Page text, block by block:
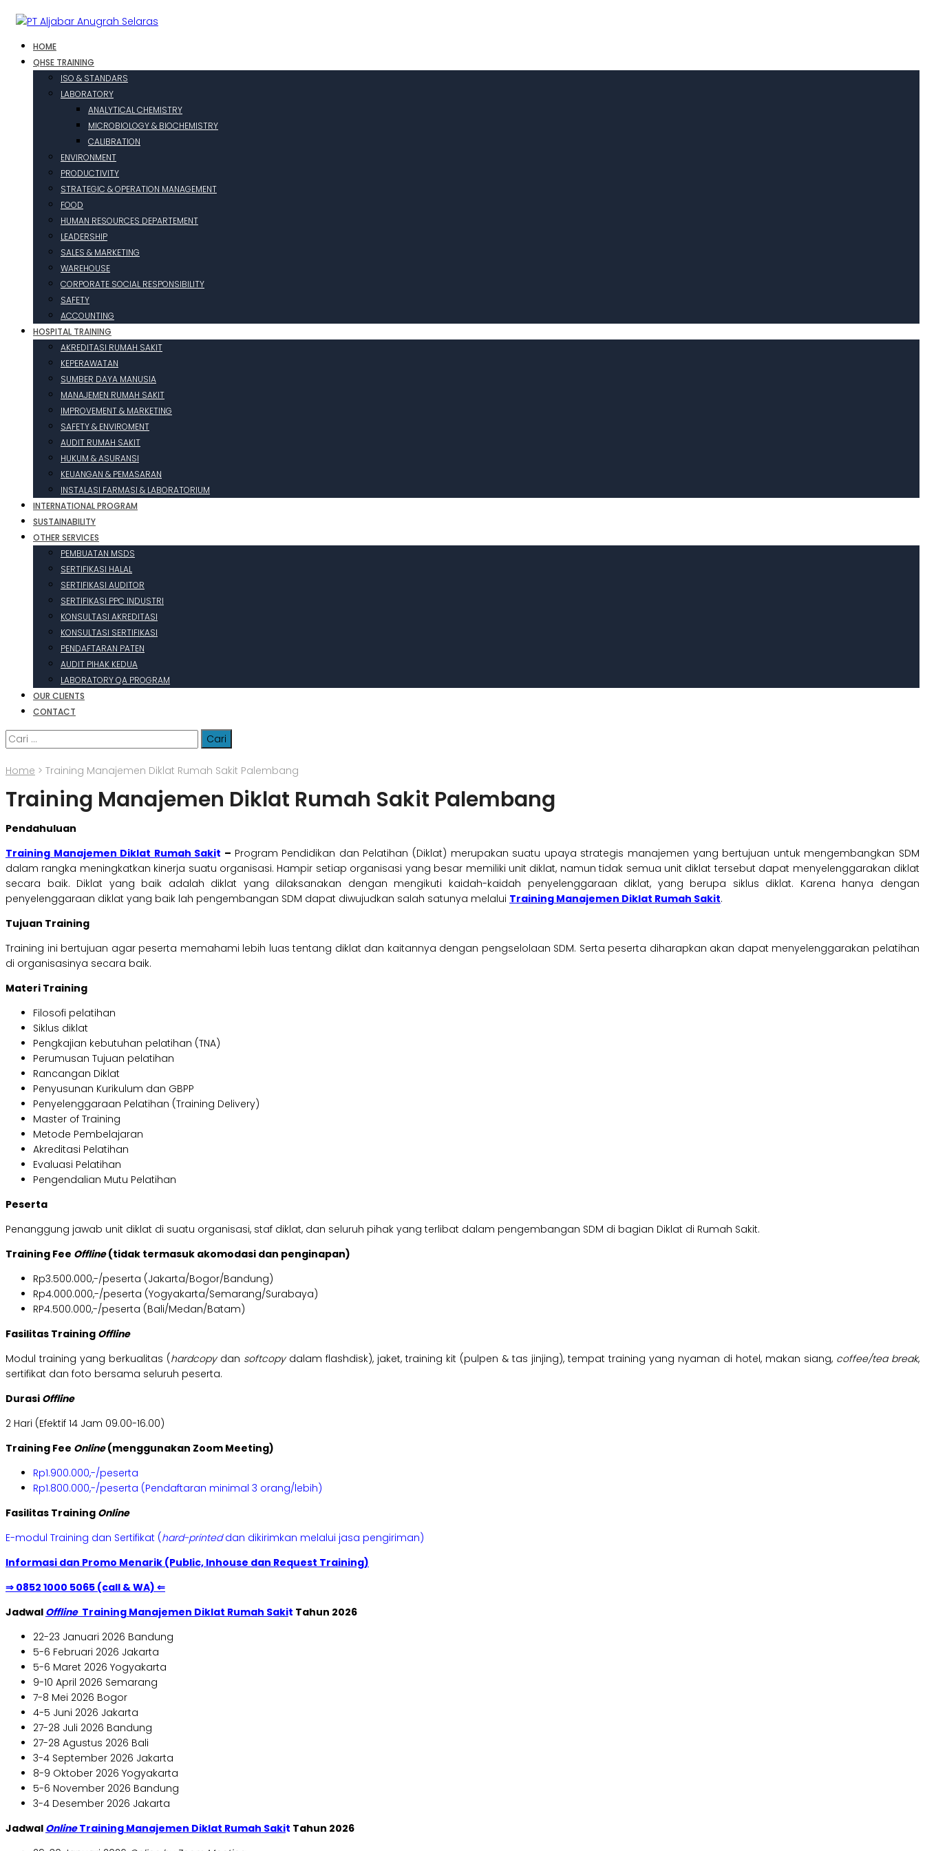
HOME
QHSE TRAINING
ISO & STANDARS
LABORATORY
ANALYTICAL CHEMISTRY
MICROBIOLOGY & BIOCHEMISTRY
CALIBRATION
ENVIRONMENT
PRODUCTIVITY
STRATEGIC & OPERATION MANAGEMENT
FOOD
HUMAN RESOURCES DEPARTEMENT
LEADERSHIP
SALES & MARKETING
WAREHOUSE
CORPORATE SOCIAL RESPONSIBILITY
SAFETY
ACCOUNTING
HOSPITAL TRAINING
AKREDITASI RUMAH SAKIT
KEPERAWATAN
SUMBER DAYA MANUSIA
MANAJEMEN RUMAH SAKIT
IMPROVEMENT & MARKETING
SAFETY & ENVIROMENT
AUDIT RUMAH SAKIT
HUKUM & ASURANSI
KEUANGAN & PEMASARAN
INSTALASI FARMASI & LABORATORIUM
INTERNATIONAL PROGRAM
SUSTAINABILITY
OTHER SERVICES
PEMBUATAN MSDS
SERTIFIKASI HALAL
SERTIFIKASI AUDITOR
SERTIFIKASI PPC INDUSTRI
KONSULTASI AKREDITASI
KONSULTASI SERTIFIKASI
PENDAFTARAN PATEN
AUDIT PIHAK KEDUA
LABORATORY QA PROGRAM
OUR CLIENTS
CONTACT
Cari
untuk:
Home > Training Manajemen Diklat Rumah Sakit Palembang
Training Manajemen Diklat Rumah Sakit Palembang
Pendahuluan
Training Manajemen Diklat Rumah Sakit – Program Pendidikan dan Pelatihan (Diklat) merupakan suatu upaya strategis manajemen yang bertujuan untuk mengembangkan SDM
dalam rangka meningkatkan kinerja suatu organisasi. Hampir setiap organisasi yang besar memiliki unit diklat, namun tidak semua unit diklat tersebut dapat menyelenggarakan diklat
secara baik. Diklat yang baik adalah diklat yang dilaksanakan dengan mengikuti kaidah-kaidah penyelenggaraan diklat, yang berupa siklus diklat. Karena hanya dengan
penyelenggaraan diklat yang baik lah pengembangan SDM dapat diwujudkan salah satunya melalui Training Manajemen Diklat Rumah Sakit.
Tujuan Training
Training ini bertujuan agar peserta memahami lebih luas tentang diklat dan kaitannya dengan pengselolaan SDM. Serta peserta diharapkan akan dapat menyelenggarakan pelatihan
di organisasinya secara baik.
Materi Training
Filosofi pelatihan
Siklus diklat
Pengkajian kebutuhan pelatihan (TNA)
Perumusan Tujuan pelatihan
Rancangan Diklat
Penyusunan Kurikulum dan GBPP
Penyelenggaraan Pelatihan (Training Delivery)
Master of Training
Metode Pembelajaran
Akreditasi Pelatihan
Evaluasi Pelatihan
Pengendalian Mutu Pelatihan
Peserta
Penanggung jawab unit diklat di suatu organisasi, staf diklat, dan seluruh pihak yang terlibat dalam pengembangan SDM di bagian Diklat di Rumah Sakit.
Training Fee Offline(tidak termasuk akomodasi dan penginapan)
Rp3.500.000,-/peserta (Jakarta/Bogor/Bandung)
Rp4.000.000,-/peserta (Yogyakarta/Semarang/Surabaya)
RP4.500.000,-/peserta (Bali/Medan/Batam)
Fasilitas Training Offline
Modul training yang berkualitas (hardcopydan softcopy dalam flashdisk), jaket, training kit (pulpen & tas jinjing), tempat training yang nyaman di hotel, makan siang, coffee/tea break,
sertifikat dan foto bersama seluruh peserta.
Durasi Offline
2 Hari (Efektif 14 Jam 09.00-16.00)
Training Fee Online(menggunakan Zoom Meeting)
Rp1.900.000,-/peserta
Rp1.800.000,-/peserta (Pendaftaran minimal 3 orang/lebih)
Fasilitas Training Online
E-modul Training dan Sertifikat (hard-printeddan dikirimkan melalui jasa pengiriman)
Informasi dan Promo Menarik (Public, Inhouse dan Request Training)
⇒ 0852 1000 5065 (call & WA) ⇐
Jadwal Offline Training Manajemen Diklat Rumah Sakit Tahun 2026
22-23 Januari 2026 Bandung
5-6 Februari 2026 Jakarta
5-6 Maret 2026 Yogyakarta
9-10 April 2026 Semarang
7-8 Mei 2026 Bogor
4-5 Juni 2026 Jakarta
27-28 Juli 2026 Bandung
27-28 Agustus 2026 Bali
3-4 September 2026 Jakarta
8-9 Oktober 2026 Yogyakarta
5-6 November 2026 Bandung
3-4 Desember 2026 Jakarta
Jadwal OnlineTraining Manajemen Diklat Rumah Sakit Tahun 2026